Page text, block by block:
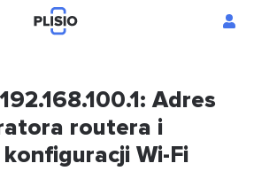
Adres
routera i
Wi-Fi